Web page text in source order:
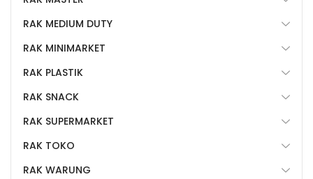
RAK MEDIUM DUTY
RAK MINIMARKET
RAK PLASTIK
RAK SNACK
RAK SUPERMARKET
RAK TOKO
RAK WARUNG